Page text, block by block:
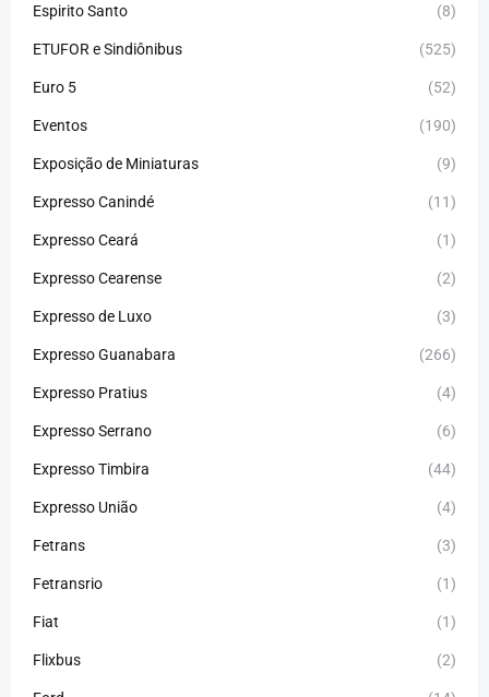
Espirito Santo (8)
ETUFOR e Sindiônibus (525)
Euro 5 (52)
Eventos (190)
Exposição de Miniaturas (9)
Expresso Canindé (11)
Expresso Ceará (1)
Expresso Cearense (2)
Expresso de Luxo (3)
Expresso Guanabara (266)
Expresso Pratius (4)
Expresso Serrano (6)
Expresso Timbira (44)
Expresso União (4)
Fetrans (3)
Fetransrio (1)
Fiat (1)
Flixbus (2)